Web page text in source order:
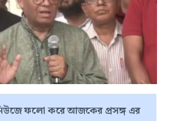
ফলো করে আজকের প্রসঙ্গ এর